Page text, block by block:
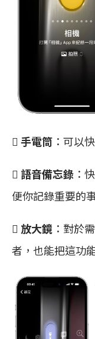
 手電筒 ：可以
 語音備忘錄 ：
便你記錄重要的
 放大鏡 ：對於
者，也能把這功